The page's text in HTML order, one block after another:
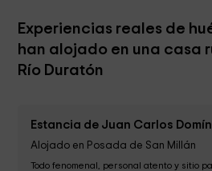
Experiencias reales de
han alojado en una casa
Río Duratón
Estancia de Juan Carlos
Alojado en Posada de San Millán
Todo fenomenal, personal atento y sitio